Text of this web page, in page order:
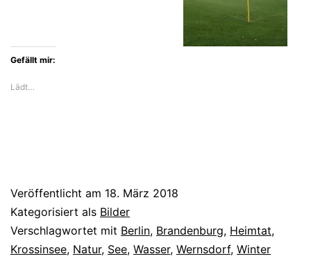
Gefällt mir:
Lädt…
Veröffentlicht am 18. März 2018
Kategorisiert als Bilder
Verschlagwortet mit Berlin, Brandenburg, Heimtat,
Krossinsee, Natur, See, Wasser, Wernsdorf, Winter